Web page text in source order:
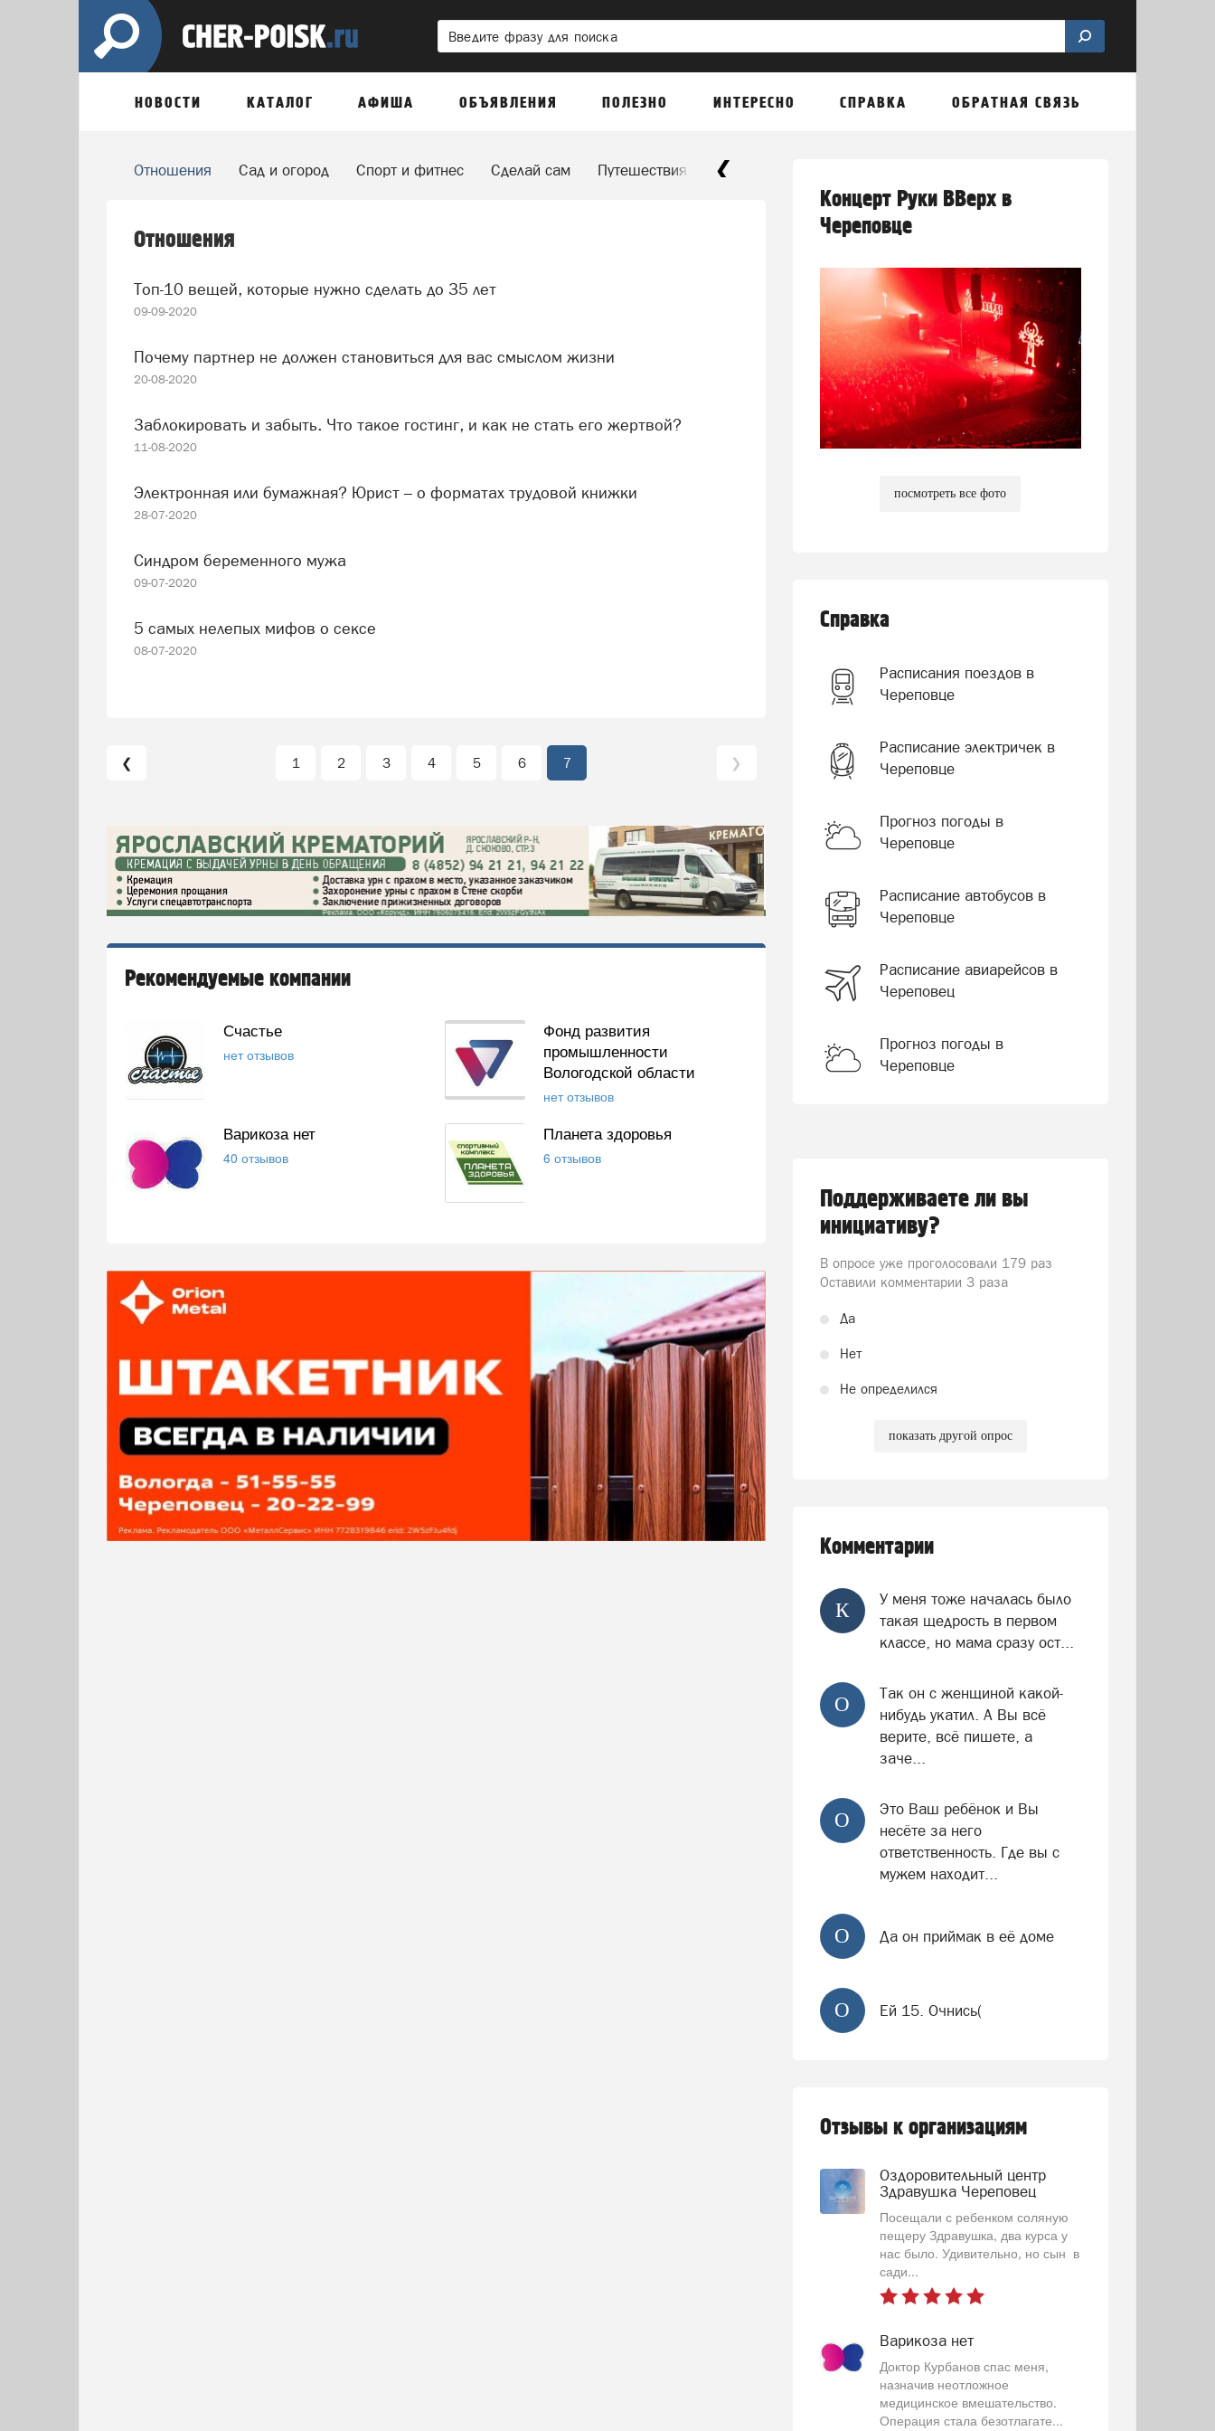
НОВОСТИ КАТАЛОГ АФИША ОБЪЯВЛЕНИЯ ПОЛЕЗНО ИНТЕРЕСНО СПРАВКА ОБРАТНАЯ СВЯЗЬ
Отношения Сад и огород Спорт и фитнес Сделай сам Путешествия по квартире
Отношения
Топ-10 вещей, которые нужно сделать до 35 лет
09-09-2020
Почему партнер не должен становиться для вас смыслом жизни
20-08-2020
Заблокировать и забыть. Что такое гостинг, и как не стать его жертвой?
11-08-2020
Электронная или бумажная? Юрист – о форматах трудовой книжки
28-07-2020
Синдром беременного мужа
09-07-2020
5 самых нелепых мифов о сексе
08-07-2020
❮ 1 2 3 4 5 6 7 ❯
Рекомендуемые компании
Счастье
нет отзывов
Фонд развития
промышленности
Вологодской области
нет отзывов
Варикоза нет
40 отзывов
Планета здоровья
6 отзывов
Концерт Руки ВВерх в
Череповце
посмотреть все фото
Справка
Расписания поездов в
Череповце
Расписание электричек в
Череповце
Прогноз погоды в
Череповце
Расписание автобусов в
Череповце
Расписание авиарейсов в
Череповец
Прогноз погоды в
Череповце
Поддерживаете ли вы
инициативу?
В опросе уже проголосовали 179 раз
Оставили комментарии 3 раза
Да
Нет
Не определился
показать другой опрос
Комментарии
К
У меня тоже началась было
такая щедрость в первом
классе, но мама сразу ост...
О
Так он с женщиной какой-
нибудь укатил. А Вы всё
верите, всё пишете, а
заче...
О
Это Ваш ребёнок и Вы
несёте за него
ответственность. Где вы с
мужем находит...
О Да он приймак в её доме
О Ей 15. Очнись(
Отзывы к организациям
Оздоровительный центр
Здравушка Череповец
Посещали с ребенком соляную
пещеру Здравушка, два курса у
нас было. Удивительно, но сын в
сади...
Варикоза нет
Доктор Курбанов спас меня,
назначив неотложное
медицинское вмешательство.
Операция стала безотлагате...